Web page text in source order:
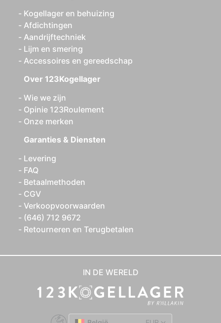
Kogellager en behuizing
Afdichtingen
Aandrijftechniek
Lijm en smering
Accessoires en gereedschap
Over 123Kogellager
Wie we zijn
Opinie 123Roulement
Onze merken
Garanties & Diensten
Levering
FAQ
Betaalmethoden
CGV
Verkoopvoorwaarden
(646) 712 9672
Retourneren en Terugbetalen
IN DE WERELD